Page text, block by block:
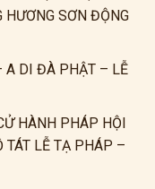
HƯƠNG SƠN ĐỘNG
A DI ĐÀ PHẬT – LỄ
HÀNH PHÁP HỘI
TÁT LỄ TẠ PHÁP –